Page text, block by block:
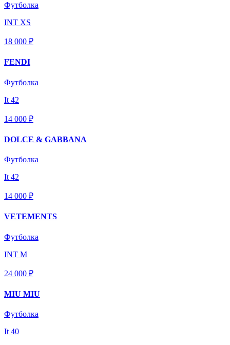
Футболка
INT XS
18 000 ₽
FENDI
Футболка
It 42
14 000 ₽
DOLCE & GABBANA
Футболка
It 42
14 000 ₽
VETEMENTS
Футболка
INT M
24 000 ₽
MIU MIU
Футболка
It 40